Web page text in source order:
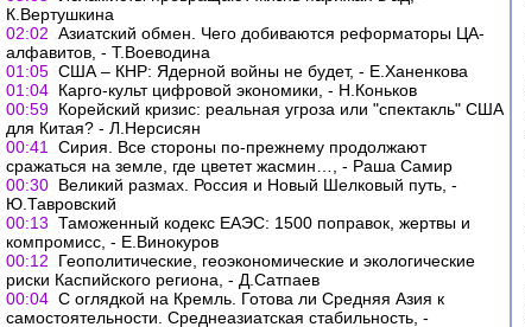
К.Вертушкина
02:02 Азиатский обмен. Чего добиваются реформаторы ЦА-
алфавитов, - Т.Воеводина
01:05 США – КНР: Ядерной войны не будет, - Е.Ханенкова
01:04 Карго-культ цифровой экономики, - Н.Коньков
00:59 Корейский кризис: реальная угроза или "спектакль" США
для Китая? - Л.Нерсисян
00:41
Сирия. Все стороны по-прежнему продолжают
сражаться на земле, где цветет жасмин…, - Раша Самир
00:30 Великий размах. Россия и Новый Шелковый путь, -
Ю.Тавровский
00:13 Таможенный кодекс ЕАЭС: 1500 поправок, жертвы и
компромисс, - Е.Винокуров
00:12
Геополитические, геоэкономические и экологические
риски Каспийского региона, - Д.Сатпаев
00:04 С оглядкой на Кремль. Готова ли Средняя Азия к
самостоятельности. Среднеазиатская стабильность, -